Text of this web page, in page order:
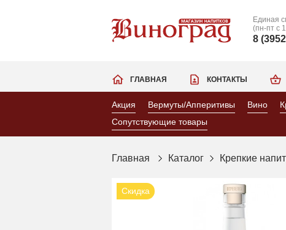
Единая
(пн-пт с
8
ГЛАВНАЯ КОНТАКТЫ
Акция Вермуты/Апперитивы Вино
Сопутствующие товары
Главная Каталог Крепкие
Скидка